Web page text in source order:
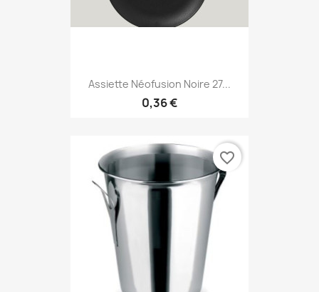
Assiette Néofusion Noire 27...
0,36 €
favorite_border